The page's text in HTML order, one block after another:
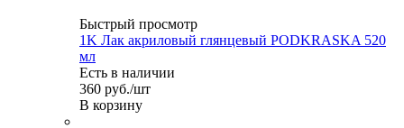
Быстрый просмотр
1K Лак акриловый глянцевый PODKRASKA 520
мл
Есть в наличии
360 руб./шт
В корзину